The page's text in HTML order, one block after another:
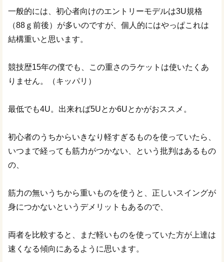
一般的には、初心者向けのエントリーモデルは3U規格
（88ｇ前後）が多いのですが、個人的にはやっぱこれは
結構重いと思います。
競技歴15年の僕でも、この重さのラケットは使いたくあ
りません。（キッパリ）
最低でも4U。出来れば5Uとか6Uとかがおススメ。
初心者のうちからいきなり軽すぎるものを使っていたら、
いつまで経っても筋力がつかない、という批判はあるもの
の、
筋力の無いうちから重いものを使うと、正しいスイングが
身につかないというデメリットもあるので、
両者を比較すると、まだ軽いものを使っていた方が上達は
速くなる傾向にあるように思います。